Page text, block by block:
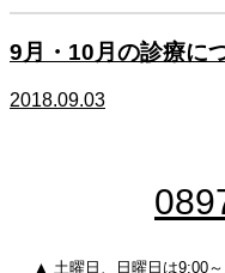
9月・10月の診療に
2018.09.03
▲ 土曜日、日曜日は9:00～